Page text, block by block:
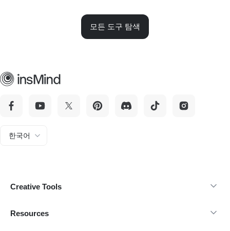
모든 도구 탐색
한국어
Creative Tools
Resources